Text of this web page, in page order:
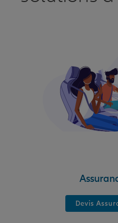
Devis